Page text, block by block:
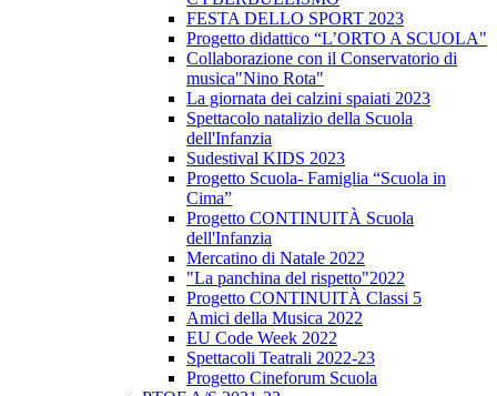
FESTA DELLO SPORT 2023
Progetto didattico “L’ORTO A SCUOLA"
Collaborazione con il Conservatorio di
musica"Nino Rota"
La giornata dei calzini spaiati 2023
Spettacolo natalizio della Scuola
dell'Infanzia
Sudestival KIDS 2023
Progetto Scuola- Famiglia “Scuola in
Cima”
Progetto CONTINUITÀ Scuola
dell'Infanzia
Mercatino di Natale 2022
"La panchina del rispetto"2022
Progetto CONTINUITÀ Classi 5
Amici della Musica 2022
EU Code Week 2022
Spettacoli Teatrali 2022-23
Progetto Cineforum Scuola